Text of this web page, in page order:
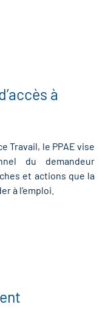
à
Travail, le PPAE vise
du demandeur
et actions que la
à l’emploi.